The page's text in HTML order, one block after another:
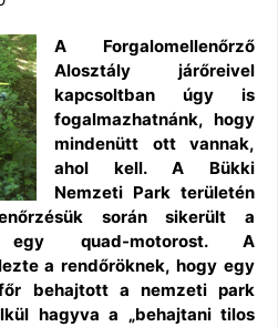
A Forgalomellenőrző
Alosztály járőreivel
kapcsoltban úgy is
fogalmazhatnánk, hogy
mindenütt ott vannak,
ahol kell. A Bükki
Nemzeti Park területén
során sikerült a
quad-motorost. A
a rendőröknek, hogy egy
behajtott a nemzeti park
hagyva a „behajtani tilos